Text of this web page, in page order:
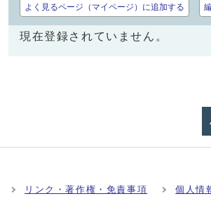
よく見るページ（マイページ）に追加する
現在登録されていません。
リンク・著作権・免責事項 個人情